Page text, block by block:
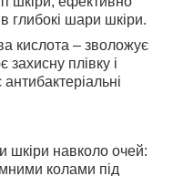
в глибокі шари шкіри.
кислота – зволожує
плівку і
шкіри навколо очей:
колами під